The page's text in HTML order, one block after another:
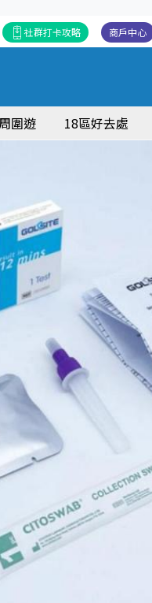
商戶中心
社群打卡攻略
圍遊 18區好去處